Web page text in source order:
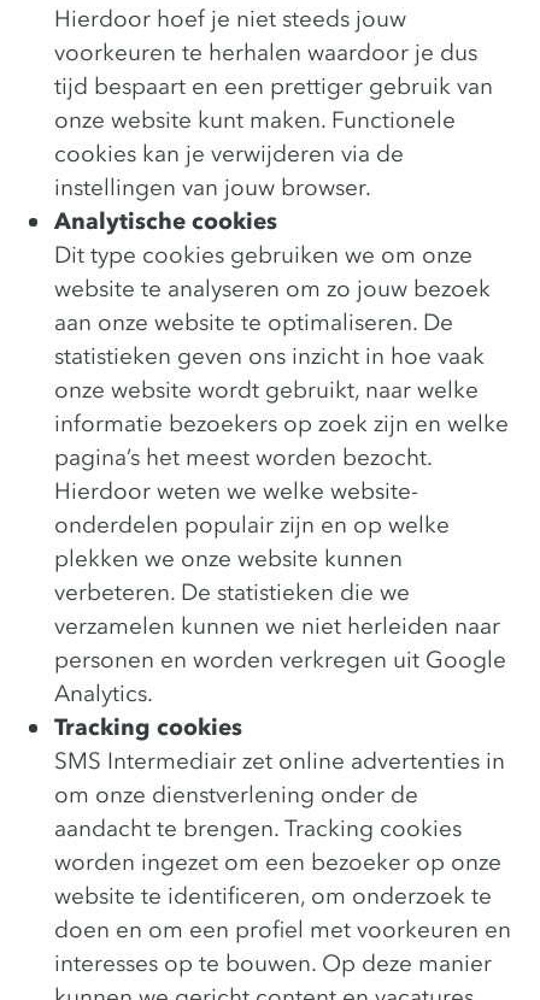
Hierdoor hoef je niet steeds jouw
voorkeuren te herhalen waardoor je dus
tijd bespaart en een prettiger gebruik van
onze website kunt maken. Functionele
cookies kan je verwijderen via de
instellingen van jouw browser.
Analytische cookies
Dit type cookies gebruiken we om onze
website te analyseren om zo jouw bezoek
aan onze website te optimaliseren. De
statistieken geven ons inzicht in hoe vaak
onze website wordt gebruikt, naar welke
informatie bezoekers op zoek zijn en welke
pagina’s het meest worden bezocht.
Hierdoor weten we welke website-
onderdelen populair zijn en op welke
plekken we onze website kunnen
verbeteren. De statistieken die we
verzamelen kunnen we niet herleiden naar
personen en worden verkregen uit Google
Analytics.
Tracking cookies
SMS Intermediair zet online advertenties in
om onze dienstverlening onder de
aandacht te brengen. Tracking cookies
worden ingezet om een bezoeker op onze
website te identificeren, om onderzoek te
doen en om een profiel met voorkeuren en
interesses op te bouwen. Op deze manier